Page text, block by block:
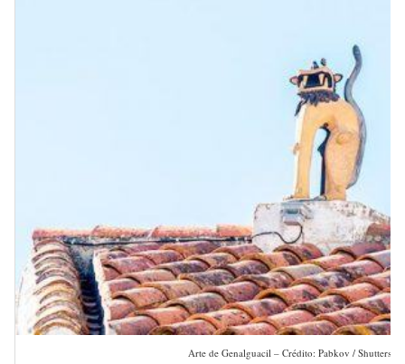
Arte de Genalguacil – Crédito: Pabkov /